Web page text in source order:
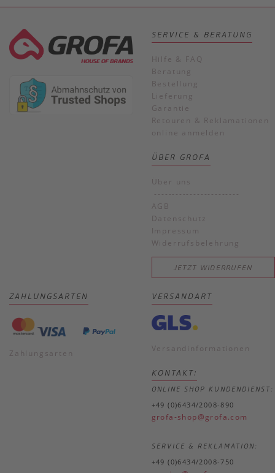
SERVICE & BERATUNG
Hilfe & FAQ
Beratung
Bestellung
Lieferung
Garantie
Retouren & Reklamationen
online anmelden
ÜBER GROFA
Über uns
------------------------
AGB
Datenschutz
Impressum
Widerrufsbelehrung
JETZT WIDERRUFEN
ZAHLUNGSARTEN
Zahlungsarten
VERSANDART
Versandinformationen
KONTAKT:
ONLINE SHOP KUNDENDIENST:
+49 (0)6434/2008-890
grofa-shop@grofa.com
SERVICE & REKLAMATION:
+49 (0)6434/2008-750